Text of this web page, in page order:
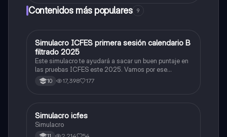
Contenidos más populares 9
ICFES: Matemáticas
Simulacro ICFES primera sesión calendario B
filtrado 2025
Este simulacro te ayudará a sacar un buen puntaje en
las pruebas ICFES este 2025. Vamos por ese
500/500. Y poder ser admitido en la universidad que
quieras, estudiar la carrera que quieres y no la que te
10 17,398 177
ICFES: Lectura Crítica
Simulacro icfes
Simulacro